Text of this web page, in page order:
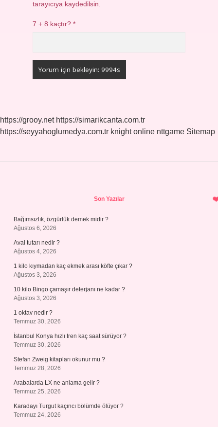
tarayıcıya kaydedilsin.
7 + 8 kaçtır?*
https://grooy.net https://simarikcanta.com.tr
https://seyyahoglumedya.com.tr knight online nttgame Sitemap
Son Yazılar
Bağımsızlık, özgürlük demek midir ?
Ağustos 6, 2026
Aval tutarı nedir ?
Ağustos 4, 2026
1 kilo kıymadan kaç ekmek arası köfte çıkar ?
Ağustos 3, 2026
10 kilo Bingo çamaşır deterjanı ne kadar ?
Ağustos 3, 2026
1 oktav nedir ?
Temmuz 30, 2026
İstanbul Konya hızlı tren kaç saat sürüyor ?
Temmuz 30, 2026
Stefan Zweig kitapları okunur mu ?
Temmuz 28, 2026
Arabalarda LX ne anlama gelir ?
Temmuz 25, 2026
Karadayı Turgut kaçıncı bölümde ölüyor ?
Temmuz 24, 2026